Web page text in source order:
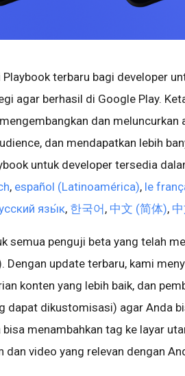
Playbook terbaru bagi developer
agar berhasil di Google Play.
dan meluncurkan
dan mendapatkan lebih
untuk developer tersedia
, español (Latinoamérica), le
язы́к, 한국어 , 中文 (简体),
semua penguji beta yang telah
Dengan update terbaru, kami
konten yang lebih baik, dan
dapat dikustomisasi) agar Anda
menambahkan tag ke layar
dan video yang relevan dengan